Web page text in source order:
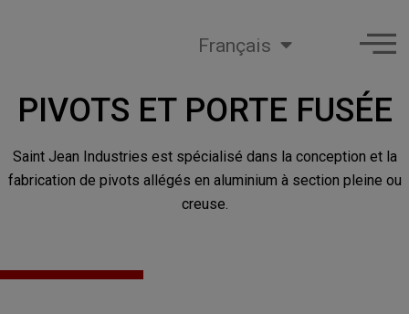
Français
PIVOTS ET PORTE FUSÉE
Saint Jean Industries est spécialisé dans la conception et la
fabrication de pivots allégés en aluminium à section pleine ou
creuse.